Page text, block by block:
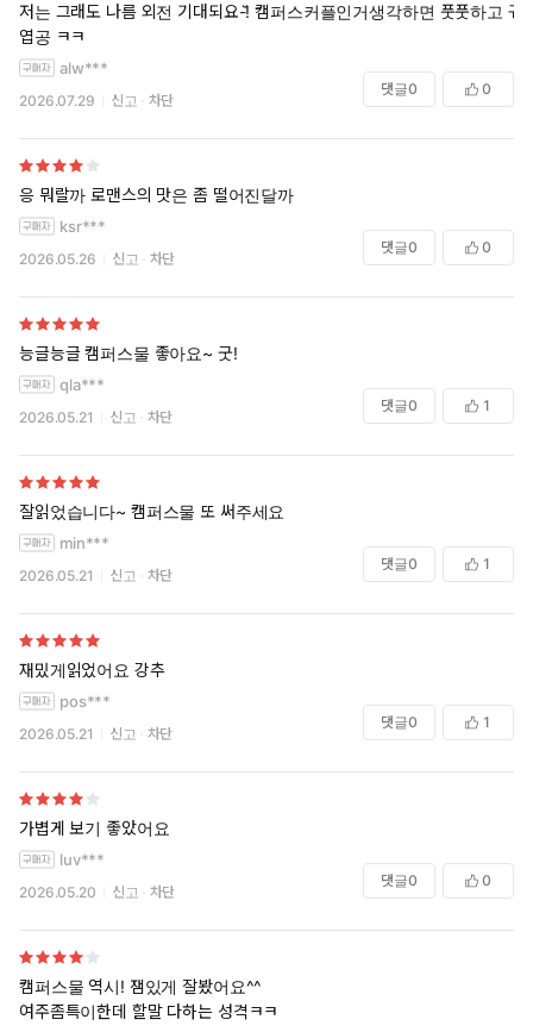
저는 그래도 나름 외전 기대되요-!̆̈ 캠퍼스커플인거생각하면 풋풋하고 귀
엽공 ㅋㅋ
alw***
2026.07.29 신고 차단
댓글0 0
응 뭐랄까 로맨스의 맛은 좀 떨어진달까
ksr***
2026.05.26 신고 차단
댓글0 0
능글능글 캠퍼스물 좋아요~ 굿!
qla***
2026.05.21 신고 차단
댓글0 1
잘읽었습니다~ 캠퍼스물 또 써주세요
min***
2026.05.21 신고 차단
댓글0 1
재밌게읽었어요 강추
pos***
2026.05.21 신고 차단
댓글0 1
가볍게 보기 좋았어요
luv***
2026.05.20 신고 차단
댓글0 0
캠퍼스물 역시! 잼있게 잘봤어요^^
여주좀특이한데 할말 다하는 성격ㅋㅋ